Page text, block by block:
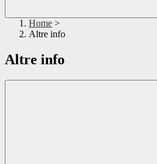
Home >
Altre info
Altre info